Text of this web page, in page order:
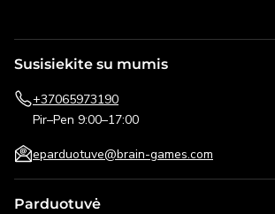
Susisiekite su mumis
+37065973190
Pir–Pen 9:00–17:00
eparduotuve@brain-games.com
Parduotuvė